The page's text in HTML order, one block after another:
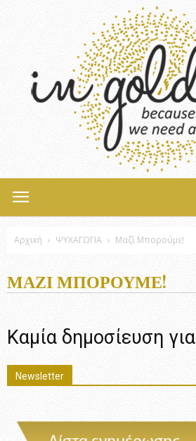
Αρχική ΨΥΧΑΓΩΓΙΑ Μαζί Μπορούμε!
ΜΑΖΊ ΜΠΟΡΟΎΜΕ!
Καμία δημοσίευση
Newsletter